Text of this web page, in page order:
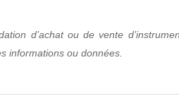
d’achat ou de vente
informations ou données.